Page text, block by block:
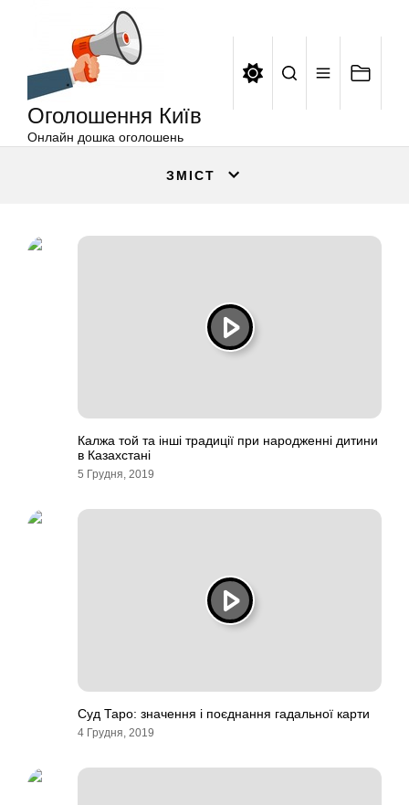
Оголошення Київ
Онлайн дошка оголошень
ЗМІСТ
Калжа той та інші традиції при народженні дитини
в Казахстані
5 Грудня, 2019
Суд Таро: значення і поєднання гадальної карти
4 Грудня, 2019